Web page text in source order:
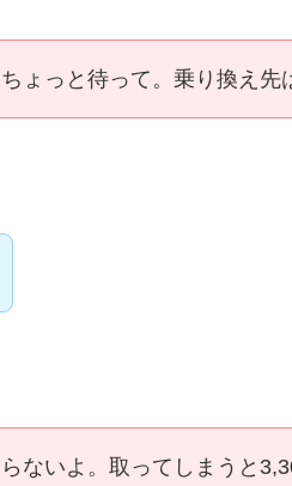
ちょっと待って。乗り換え先
ないよ。取ってしまうと